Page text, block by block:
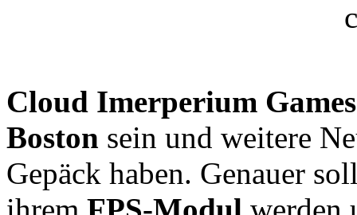
Cloud Imerperium Games
Boston sein und weitere
Gepäck haben. Genauer